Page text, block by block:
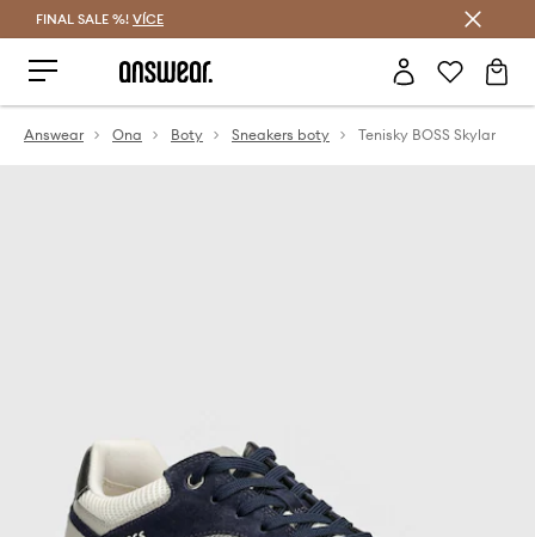
FINAL SALE %! VÍCE
Answear Ona Boty Sneakers boty Tenisky BOSS Skylar